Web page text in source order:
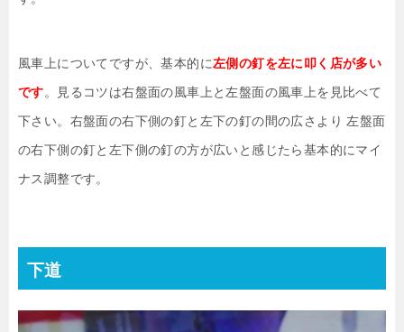
風車上についてですが、基本的に左側の釘を左に叩く店が多い
です。見るコツは右盤面の風車上と左盤面の風車上を見比べて
下さい。右盤面の右下側の釘と左下の釘の間の広さより 左盤面
の右下側の釘と左下側の釘の方が広いと感じたら基本的にマイ
ナス調整です。
下道